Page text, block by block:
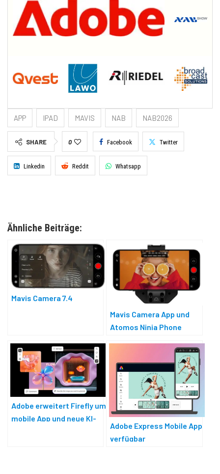
APP IPAD MAVIS NAB NAB2026
SHARE 0 Facebook Twitter
Linkedin Reddit Whatsapp
Ähnliche Beiträge:
Mavis Camera 7.4
Mavis Camera App und
Atomos Ninja Phone
Adobe erweitert Firefly um
mobile App und neue KI-
Adobe Express Mobile App
verfügbar